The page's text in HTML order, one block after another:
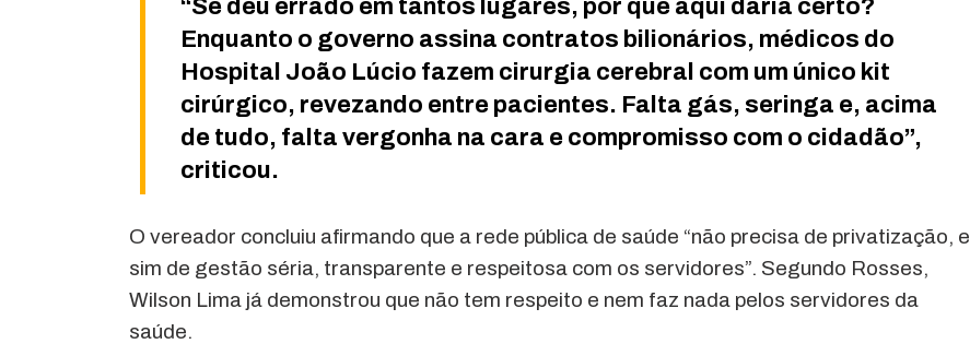
“Se deu errado em tantos lugares, por que aqui daria certo?
Enquanto o governo assina contratos bilionários, médicos do
Hospital João Lúcio fazem cirurgia cerebral com um único kit
cirúrgico, revezando entre pacientes. Falta gás, seringa e, acima
de tudo, falta vergonha na cara e compromisso com o cidadão”,
criticou.
O vereador concluiu afirmando que a rede pública de saúde “não precisa de privatização, e
sim de gestão séria, transparente e respeitosa com os servidores”. Segundo Rosses,
Wilson Lima já demonstrou que não tem respeito e nem faz nada pelos servidores da
saúde.